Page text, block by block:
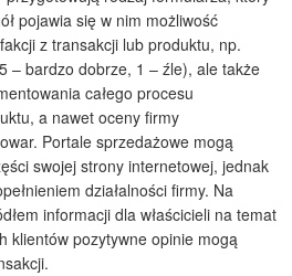
pojawia się w nim możliwość
z transakcji lub produktu, np.
– bardzo dobrze, 1 – źle), ale także
całego procesu
a nawet oceny firmy
Portale sprzedażowe mogą
swojej strony internetowej, jednak
działalności firmy. Na
informacji dla właścicieli na temat
klientów pozytywne opinie mogą